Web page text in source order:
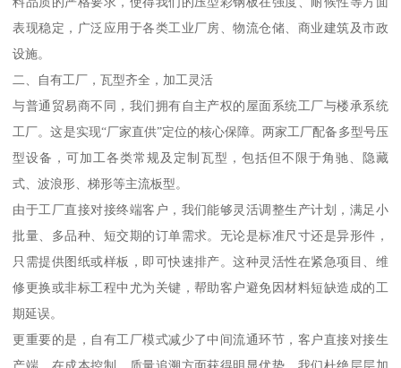
表现稳定，广泛应用于各类工业厂房、物流仓储、商业建筑及市政
设施。
二、自有工厂，瓦型齐全，加工灵活
与普通贸易商不同，我们拥有自主产权的屋面系统工厂与楼承系统
工厂。这是实现“厂家直供”定位的核心保障。两家工厂配备多型号压
型设备，可加工各类常规及定制瓦型，包括但不限于角驰、隐藏
式、波浪形、梯形等主流板型。
由于工厂直接对接终端客户，我们能够灵活调整生产计划，满足小
批量、多品种、短交期的订单需求。无论是标准尺寸还是异形件，
只需提供图纸或样板，即可快速排产。这种灵活性在紧急项目、维
修更换或非标工程中尤为关键，帮助客户避免因材料短缺造成的工
期延误。
更重要的是，自有工厂模式减少了中间流通环节，客户直接对接生